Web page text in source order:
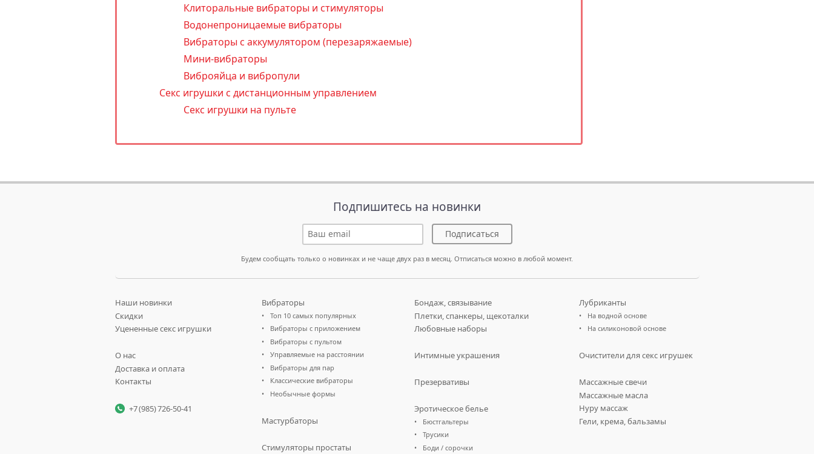
Клиторальные вибраторы и стимуляторы
Водонепроницаемые вибраторы
Вибраторы с аккумулятором (перезаряжаемые)
Мини-вибраторы
Виброяйца и вибропули
Секс игрушки с дистанционным управлением
Секс игрушки на пульте
Подпишитесь на новинки
Подписаться
Будем сообщать только о новинках и не чаще двух раз в месяц. Отписаться можно в любой момент.
Наши новинки
Скидки
Уцененные секс игрушки
О нас
Доставка и оплата
Контакты
+7 (985) 726-50-41
Вибраторы
Топ 10 самых популярных
Вибраторы с приложением
Вибраторы с пультом
Управляемые на расстоянии
Вибраторы для пар
Классические вибраторы
Необычные формы
Мастурбаторы
Стимуляторы простаты
Бондаж, связывание
Плетки, спанкеры, щекоталки
Любовные наборы
Интимные украшения
Презервативы
Эротическое белье
Бюстгальтеры
Трусики
Боди / сорочки
Лубриканты
На водной основе
На силиконовой основе
Очистители для секс игрушек
Массажные свечи
Массажные масла
Нуру массаж
Гели, крема, бальзамы